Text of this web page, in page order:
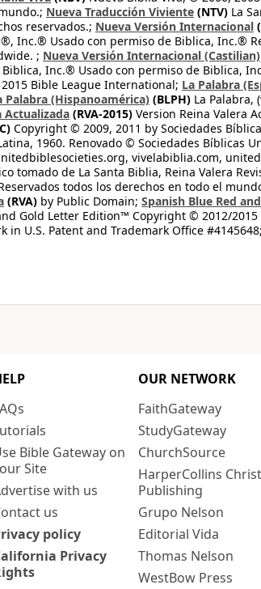
Nueva Traducción Viviente (NTV) La
reservados.; Nueva Versión Internacional
Inc.® Usado con permiso de Biblica, Inc.®
; Nueva Versión Internacional (Castilian)
Biblica, Inc.® Usado con permiso de Biblica,
Bible League International; La Palabra
Palabra (Hispanoamérica) (BLPH) La Palabra,
Actualizada (RVA-2015) Version Reina Valera
Copyright © 2009, 2011 by Sociedades
1960. Renovado © Sociedades Bíblicas
vivelabiblia.com,
tomado de La Santa Biblia, Reina Valera
todos los derechos en todo el
(RVA) by Public Domain; Spanish Blue Red
and Gold Letter Edition™ Copyright © 2012/
in U.S. Patent and Trademark Office #4145648;
Bible Gateway on
Site
with us
us
policy
Privacy
OUR NETWORK
FaithGateway
StudyGateway
ChurchSource
HarperCollins
Publishing
Grupo Nelson
Editorial Vida
Thomas Nelson
WestBow Press